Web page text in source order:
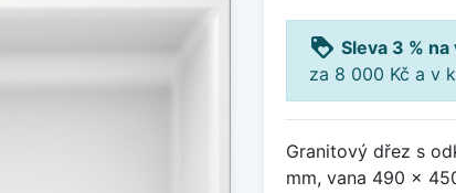
loyalty Sleva 3 %
za 8 000 Kč a v
Granitový dřez s
mm, vana 490 x